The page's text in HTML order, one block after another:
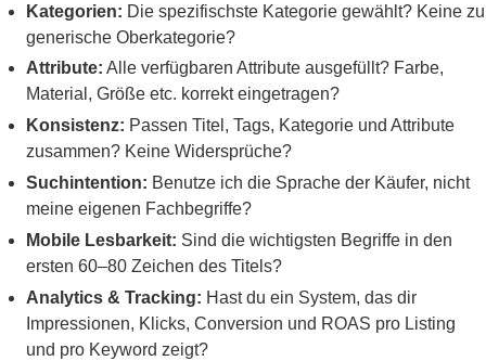
Kategorien: Die spezifischste Kategorie gewählt? Keine zu
generische Oberkategorie?
Attribute: Alle verfügbaren Attribute ausgefüllt? Farbe,
Material, Größe etc. korrekt eingetragen?
Konsistenz: Passen Titel, Tags, Kategorie und Attribute
zusammen? Keine Widersprüche?
Suchintention: Benutze ich die Sprache der Käufer, nicht
meine eigenen Fachbegriffe?
Mobile Lesbarkeit: Sind die wichtigsten Begriffe in den
ersten 60–80 Zeichen des Titels?
Analytics & Tracking: Hast du ein System, das dir
Impressionen, Klicks, Conversion und ROAS pro Listing
und pro Keyword zeigt?